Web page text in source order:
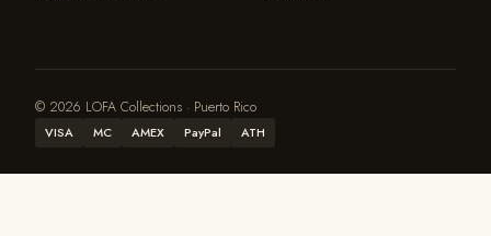
© 2026 LOFA Collections · Puerto Rico
VISA MC AMEX PayPal ATH